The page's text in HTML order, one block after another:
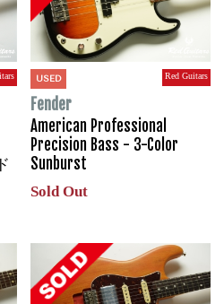
USED Red Guitars
Fender
American Professional
Precision Bass - 3-Color
Sunburst
Sold Out